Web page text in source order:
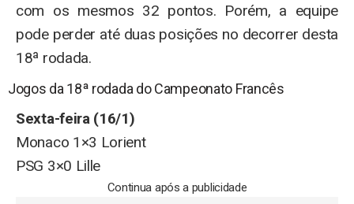
com os mesmos 32 pontos. Porém, a equipe
pode perder até duas posições no decorrer desta
18ª rodada.
Jogos da 18ª rodada do Campeonato Francês
Sexta-feira (16/1)
Monaco 1×3 Lorient
PSG 3×0 Lille
Continua após a publicidade